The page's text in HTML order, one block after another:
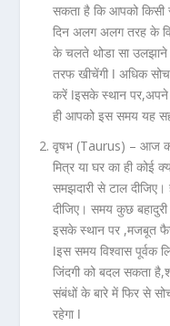
सकता है कि आपको किसी
दिन अलग अलग तरह के
के चलते थोडा सा उलझाने
तरफ खीचेंगी ǀ अधिक
करें ǀइसके स्थान पर,अपने
ही आपको इस समय यह
वृषभ (Taurus) –आज
मित्र या घर का ही कोई
समझदारी से टाल दीजिए।
दीजिए। समय कुछ
इसके स्थान पर ,मजबूत
ǀइस समय विश्वास पूर्वक
जिंदगी को बदल सकता
संबंधों के बारे में फिर से
रहेगा ǀ